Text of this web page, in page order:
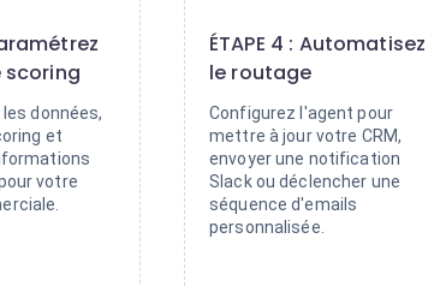
données,
et
votre
ÉTAPE 4 : Automatisez
le routage
Configurez l'agent pour
mettre à jour votre CRM,
envoyer une notification
Slack ou déclencher une
séquence d'emails
personnalisée.